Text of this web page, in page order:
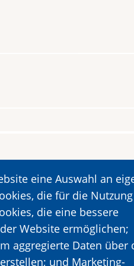
eine Auswahl an
die für die
die eine bessere
Website ermöglichen;
aggregierte Daten über
und Marketing-
KALAVRYTA